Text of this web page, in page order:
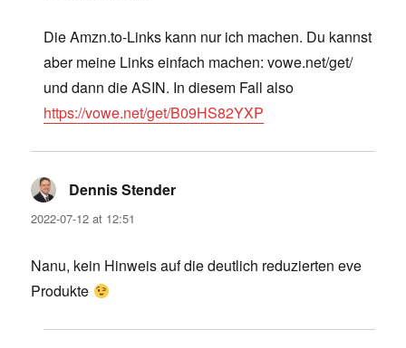
Die Amzn.to-Links kann nur ich machen. Du kannst
aber meine Links einfach machen: vowe.net/get/
und dann die ASIN. In diesem Fall also
https://vowe.net/get/B09HS82YXP
Dennis Stender
2022-07-12 at 12:51
Nanu, kein Hinweis auf die deutlich reduzierten eve
Produkte